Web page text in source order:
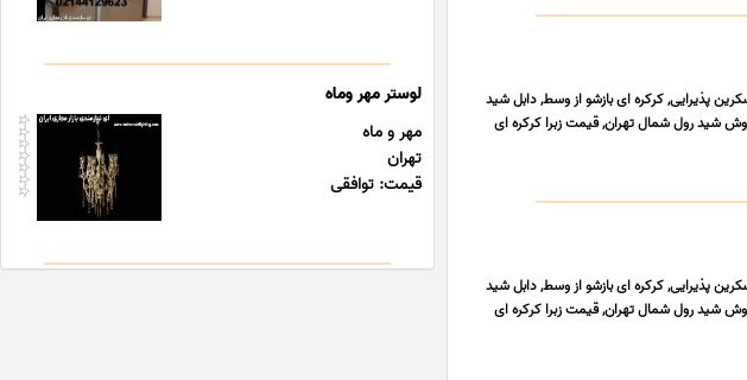
پذیرایی, کرکره ای بازشو از وسط, دابل شید
شید رول شمال تهران, قیمت زبرا کرکره ای
پذیرایی, کرکره ای بازشو از وسط, دابل شید
شید رول شمال تهران, قیمت زبرا کرکره ای
لوستر مهر وماه
مهر و ماه
تهران
قیمت: توافقی